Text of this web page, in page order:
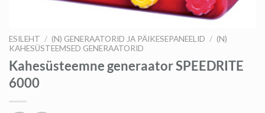
ESILEHT / (N) GENERAATORID JA PÄIKESEPANEELID / (N)
KAHESÜSTEEMSED GENERAATORID
Kahesüsteemne generaator SPEEDRITE
6000